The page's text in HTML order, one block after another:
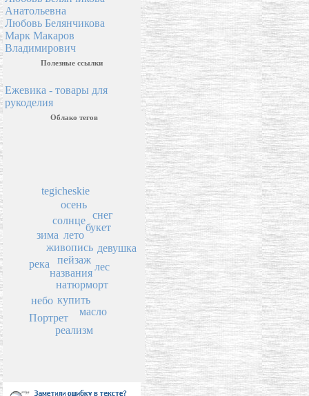
Анатольевна
Любовь Белянчикова
Марк Макаров
Владимирович
Полезные ссылки
Ежевика - товары для
рукоделия
Облако тегов
пейзаж
названия
живопись
лето
натюрморт
купить
солнце
лес
зима
осень
букет
масло
река
снег
tegicheskie
реализм
небо
Портрет
девушка